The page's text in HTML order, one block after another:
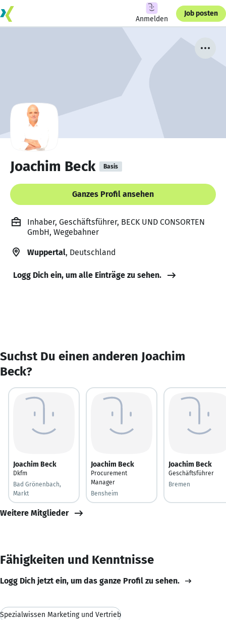
Anmelden
Job posten
Joachim Beck Basis
Ganzes Profil ansehen
Inhaber, Geschäftsführer, BECK UND CONSORTEN
GmbH, Wegebahner
Wuppertal, Deutschland
Logg Dich ein, um alle Einträge zu sehen.
Suchst Du einen anderen Joachim
Beck?
Joachim Beck
Dkfm
Bad Grönenbach,
Markt
Joachim Beck
Procurement
Manager
Bensheim
Joachim Beck
Geschäftsführer
Bremen
Weitere Mitglieder
Fähigkeiten und Kenntnisse
Logg Dich jetzt ein, um das ganze Profil zu sehen.
Spezialwissen Marketing und Vertrieb